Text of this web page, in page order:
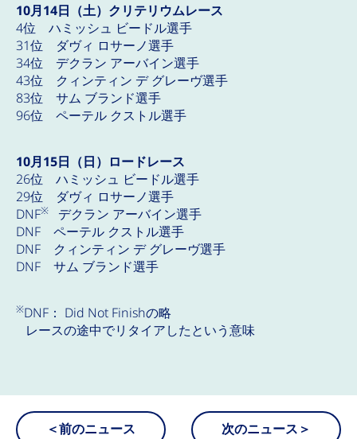
10月14日（土）クリテリウムレース
4位 ハミッシュ ビードル選手
31位 ダヴィ ロサーノ選手
34位 デクラン アーバイン選手
43位 クィンティン デ グレーヴ選手
83位 サム ブランド選手
96位 ペーテル クストル選手
10月15日（日）ロードレース
26位 ハミッシュ ビードル選手
29位 ダヴィ ロサーノ選手
DNF※ デクラン アーバイン選手
DNF ペーテル クストル選手
DNF クィンティン デ グレーヴ選手
DNF サム ブランド選手
※DNF： Did Not Finishの略
レースの途中でリタイアしたという意味
＜前のニュース 次のニュース＞